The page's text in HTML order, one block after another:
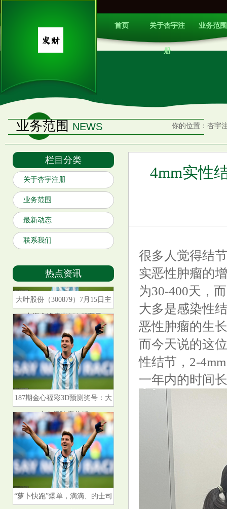
首页 关于杏宇注
册
业务范围
业务范围 NEWS 你的位置： 杏宇
栏目分类
关于杏宇注册
业务范围
最新动态
联系我们
热点资讯
大叶股份（300879）7月15日主
力资金净卖出144.67万元
187期金心福彩3D预测奖号：大
小奇偶跨度分析
“萝卜快跑”爆单，滴滴、的士司
机吓住了，要被取代了？
4mm实性
很多人觉得结
实恶性肿瘤的
为30-400天，
大多是感染性
恶性肿瘤的生
而今天说的这
性结节，2-
一年内的时间